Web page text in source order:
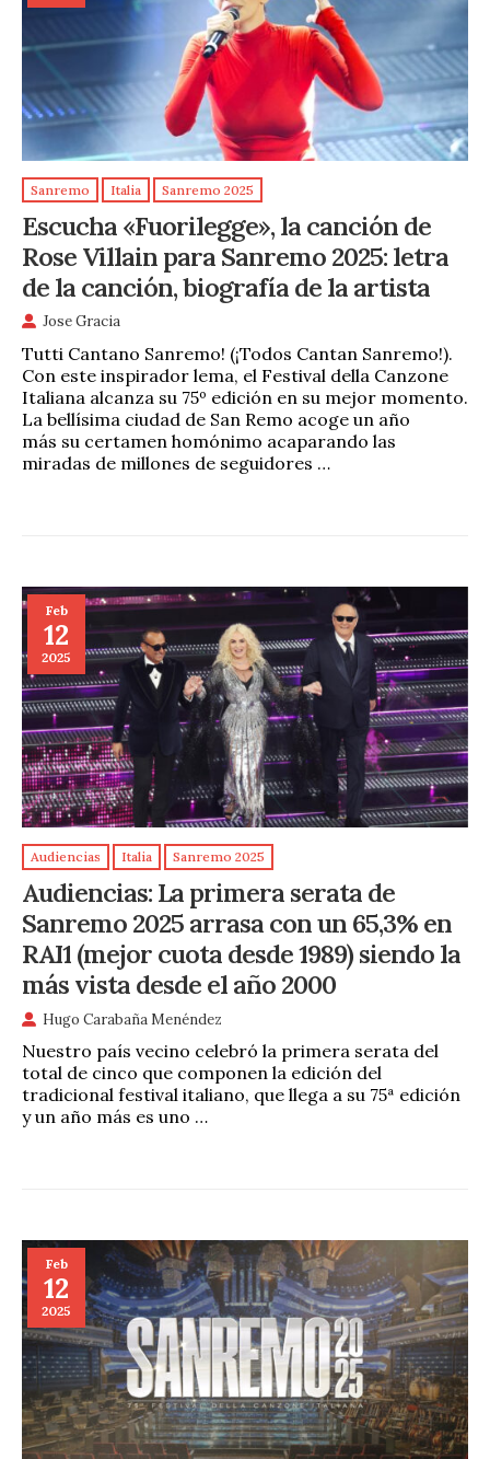
Sanremo Italia Sanremo 2025
Escucha «Fuorilegge», la canción de
Rose Villain para Sanremo 2025: letra
de la canción, biografía de la artista
Jose Gracia
Tutti Cantano Sanremo! (¡Todos Cantan Sanremo!).
Con este inspirador lema, el Festival della Canzone
Italiana alcanza su 75º edición en su mejor momento.
La bellísima ciudad de San Remo acoge un año
más su certamen homónimo acaparando las
miradas de millones de seguidores …
Feb
12
2025
Audiencias Italia Sanremo 2025
Audiencias: La primera serata de
Sanremo 2025 arrasa con un 65,3% en
RAI1 (mejor cuota desde 1989) siendo la
más vista desde el año 2000
Hugo Carabaña Menéndez
Nuestro país vecino celebró la primera serata del
total de cinco que componen la edición del
tradicional festival italiano, que llega a su 75ª edición
y un año más es uno …
Feb
12
2025